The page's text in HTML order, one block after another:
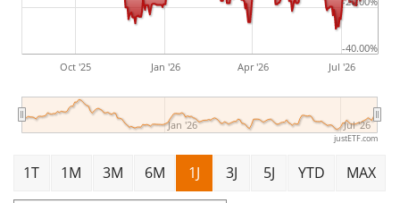
Oct '25 Jan '26 Apr '26 Jul '26
Jan '26 Jul '26
-40.00%
justETF.com
1T 1M 3M 6M 1J 3J 5J YTD MAX